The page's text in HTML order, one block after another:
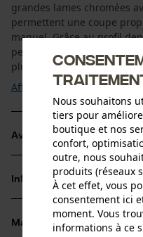
grandes lames chromées
permettent une coupe
manuel. Grâce au profil
permet de couper
plus épais. Le revêtement
Afficher plus
Avantages du produit
Les amortisseurs en
fatigue
Coupe facile et lame
chromage
Informations sur le produit
Détails du produit
Matériau & entretien
Nous souhaitons
tiers pour
boutique et nos
confort,
outre, nous
produits (réseaux
À cet effet, vous
consentement ici
moment. Vous
informations à ce